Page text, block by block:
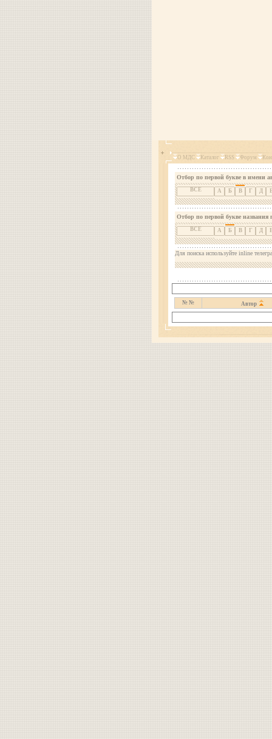
О МДС Каталог RSS Форум
Отбор по первой букве в имени
ВСЕ А Б В Г Д
Отбор по первой букве названия
ВСЕ А Б В Г Д
Для поиска используйте inline
№ № Автор